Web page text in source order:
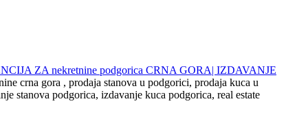
ZA nekretnine podgorica CRNA GORA| IZDAVANJE
crna gora , prodaja stanova u podgorici, prodaja kuca u
stanova podgorica, izdavanje kuca podgorica, real estate